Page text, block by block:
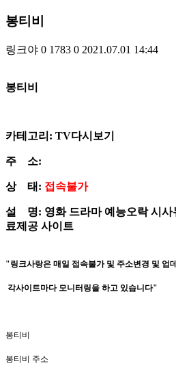
봉티비
링크야 0 1783 0 2021.07.01 14:44
​봉티비
카테고리: TV다시보기
주 소:
상 태: 접속불가
설 명: 영화 드라마 예능오락 시사
료제공 사이트
​"링크사랑은 매일 접속불가 및 주소변경 및 업
각사이트마다 모니터링을 하고 있습니다"
봉티비
봉티비 주소